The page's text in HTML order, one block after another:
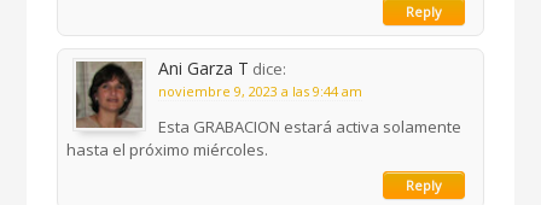
Reply
Ani Garza T dice:
noviembre 9, 2023 a las 9:44 am
Esta GRABACION estará activa solamente
hasta el próximo miércoles.
Reply